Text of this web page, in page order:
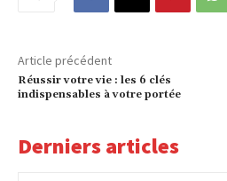
Article précédent
Réussir votre vie : les 6 clés
indispensables à votre portée
Derniers articles